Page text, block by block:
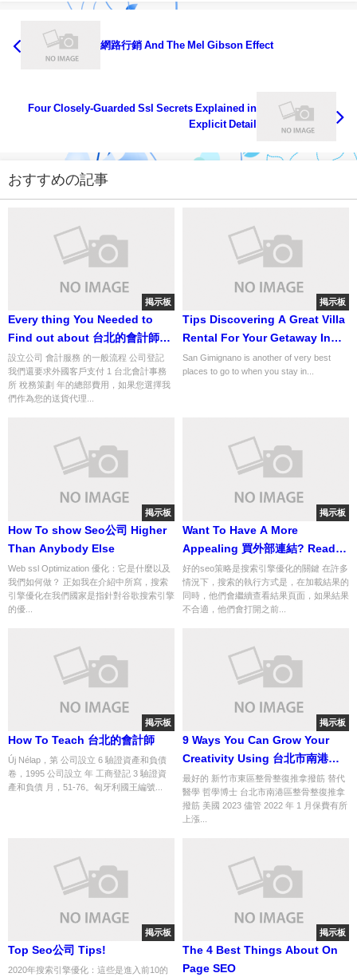
網路行銷 And The Mel Gibson Effect
Four Closely-Guarded Ssl Secrets Explained in
Explicit Detail
おすすめの記事
掲示板
Every thing You Needed to
Find out about 台北的會計師
and Were Too Embarrassed to
Ask
設立公司 會計服務 的一般流程 公司登記
我們還要求外國客戶支付 1 台北會計事務
所 稅務策劃 年的總部費用，如果您選擇我
們作為您的送貨代理...
掲示板
Tips Discovering A Great Villa
Rental For Your Getaway In
Europe
San Gimignano is another of very best
places to go to when you stay in...
掲示板
How To show Seo公司 Higher
Than Anybody Else
Web ssl Optimization 優化：它是什麼以及
我們如何做？ 正如我在介紹中所寫，搜索
引擎優化在我們國家是指針對谷歌搜索引擎
的優...
掲示板
Want To Have A More
Appealing 買外部連結? Read
This!
好的seo策略是搜索引擎優化的關鍵 在許多
情況下，搜索的執行方式是，在加載結果的
同時，他們會繼續查看結果頁面，如果結果
不合適，他們會打開之前...
掲示板
How To Teach 台北的會計師
Új Nélap，第 公司設立 6 驗證資產和負債
卷，1995 公司設立 年 工商登記 3 驗證資
產和負債 月，51-76。匈牙利國王編號...
掲示板
9 Ways You Can Grow Your
Creativity Using 台北市南港區
整骨整復推拿撥筋
最好的 新竹市東區整骨整復推拿撥筋 替代
醫學 哲學博士 台北市南港區整骨整復推拿
撥筋 美國 2023 儘管 2022 年 1 月保費有所
上漲...
掲示板
Top Seo公司 Tips!
2020年搜索引擎優化：這些是進入前10的
掲示板
The 4 Best Things About On
Page SEO